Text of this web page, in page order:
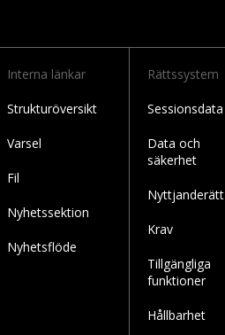
Interna länkar
Strukturöversikt
Varsel
Fil
Nyhetssektion
Nyhetsflöde
Rättssystem
Sessionsdata
Data och
säkerhet
Nyttjanderätt
Krav
Tillgängliga
funktioner
Hållbarhet